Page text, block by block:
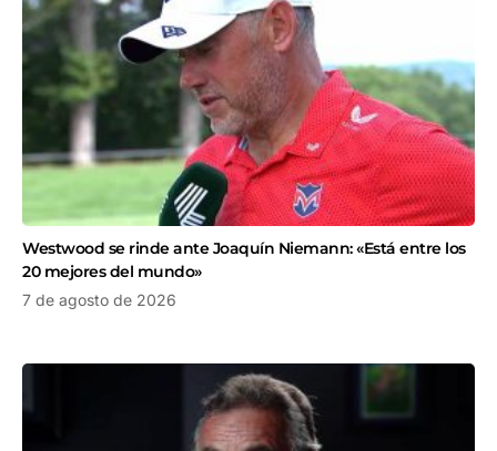
Westwood se rinde ante Joaquín Niemann: «Está entre los
20 mejores del mundo»
7 de agosto de 2026